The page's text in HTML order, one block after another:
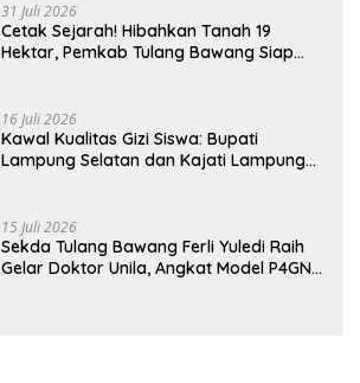
31 Juli 2026
Cetak Sejarah! Hibahkan Tanah 19
Hektar, Pemkab Tulang Bawang Siap
16 Juli 2026
Kawal Kualitas Gizi Siswa: Bupati
Lampung Selatan dan Kajati Lampung
15 Juli 2026
Sekda Tulang Bawang Ferli Yuledi Raih
Gelar Doktor Unila, Angkat Model P4GN